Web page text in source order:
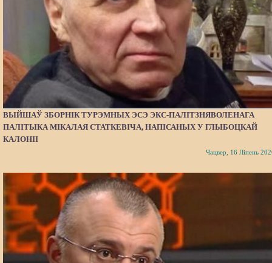
ВЫЙШАЎ ЗБОРНІК ТУРЭМНЫХ ЭСЭ ЭКС-ПАЛІТЗНЯВОЛЕНАГА
ПАЛІТЫКА МІКАЛАЯ СТАТКЕВІЧА, НАПІСАНЫХ У ГЛЫБОЦКАЙ
КАЛОНІІ
Чацвер, 16 Ліпень